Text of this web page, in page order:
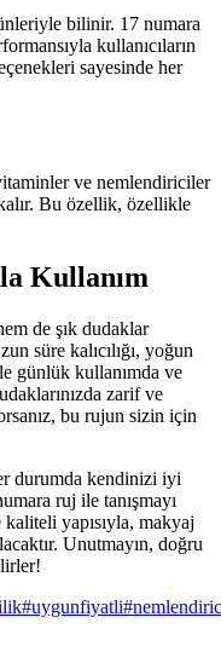
bilinir. 17 numara
kullanıcıların
sayesinde her
ve nemlendiriciler
Bu özellik, özellikle
Kullanım
de şık dudaklar
süre kalıcılığı, yoğun
günlük kullanımda ve
zarif ve
bu rujun sizin için
durumda kendinizi iyi
ruj ile tanışmayı
yapısıyla, makyaj
Unutmayın, doğru
#uygunfiyatli#